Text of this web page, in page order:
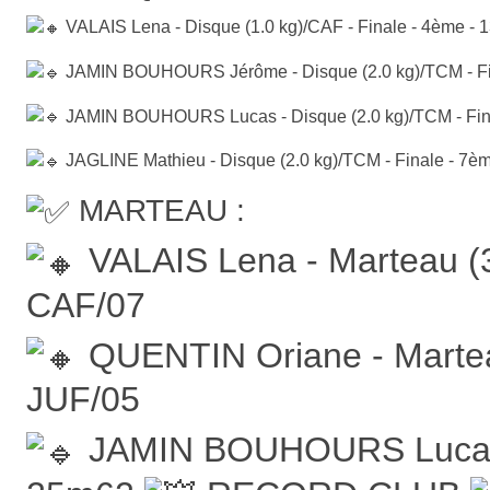
VALAIS Lena - Disque (1.0 kg)/CAF - Finale - 4ème -
JAMIN BOUHOURS Jérôme - Disque (2.0 kg)/TCM -
JAMIN BOUHOURS Lucas - Disque (2.0 kg)/TCM -
JAGLINE Mathieu - Disque (2.0 kg)/TCM - Finale -
MARTEAU :
VALAIS Lena - Marteau
CAF/07
QUENTIN Oriane -
JUF/05
JAMIN BOUHOURS